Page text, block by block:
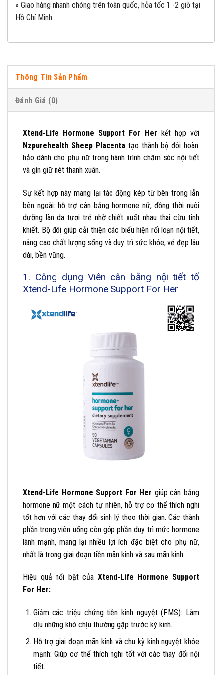
» Giao hàng nhanh chóng trên toàn quốc, hỏa tốc 1 -2 giờ tại
Hồ Chí Minh.
Thông Tin Sản Phẩm
Đánh Giá (0)
Xtend-Life Hormone Support For Her kết hợp với
Nzpurehealth Sheep Placenta tạo thành bộ đôi hoàn
hảo dành cho phụ nữ trong hành trình chăm sóc nội tiết
và gìn giữ nét thanh xuân.
Sự kết hợp này mang lại tác động kép từ bên trong lẫn
bên ngoài: hỗ trợ cân bằng hormone nữ, đồng thời nuôi
dưỡng làn da tươi trẻ nhờ chiết xuất nhau thai cừu tinh
khiết. Bộ đôi giúp cải thiện các biểu hiện rối loạn nội tiết,
nâng cao chất lượng sống và duy trì sức khỏe, vẻ đẹp lâu
dài, bền vững.
1. Công dụng Viên cân bằng nội tiết tố
Xtend-Life Hormone Support For Her
Xtend-Life Hormone Support For Her giúp cân bằng
hormone nữ một cách tự nhiên, hỗ trợ cơ thể thích nghi
tốt hơn với các thay đổi sinh lý theo thời gian. Các thành
phần trong viên uống còn góp phần duy trì mức hormone
lành mạnh, mang lại nhiều lợi ích đặc biệt cho phụ nữ,
nhất là trong giai đoạn tiền mãn kinh và sau mãn kinh.
Hiệu quả nổi bật của Xtend-Life Hormone Support
For Her:
Giảm các triệu chứng tiền kinh nguyệt (PMS): Làm
dịu những khó chịu thường gặp trước kỳ kinh.
Hỗ trợ giai đoạn mãn kinh và chu kỳ kinh nguyệt khỏe
mạnh: Giúp cơ thể thích nghi tốt với các thay đổi nội
tiết.